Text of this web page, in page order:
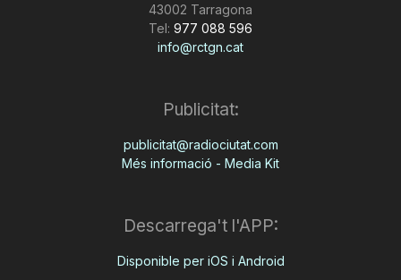
43002 Tarragona
Tel: 977 088 596
info@rctgn.cat
Publicitat:
publicitat@radiociutat.com
Més informació - Media Kit
Descarrega't l'APP:
Disponible per iOS i Android